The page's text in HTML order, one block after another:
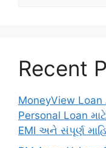
Recent
MoneyView
Personal Loan
EMI અને સંપૂર્ણ